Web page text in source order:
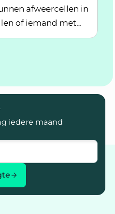
afweercellen in
of iemand met
Over deze en
binnen het
artikelen over
iedere maand